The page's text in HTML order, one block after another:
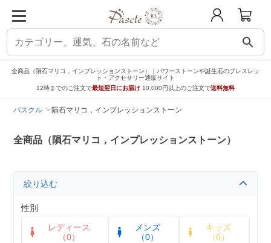
search
全商品（隕石マリコ，インプレッションストーン）｜パワーストーンや誕生石のブレスレッ
ト・アクセサリー通販サイト
12時までのご注文で最短翌日にお届け 10,000円以上のご注文で送料無料
パスクル 隕石マリコ，インプレッションストーン
全商品（隕石マリコ，インプレッションストーン）
絞り込む
性別
レディース
（0）
メンズ
（0）
キッズ
（0）